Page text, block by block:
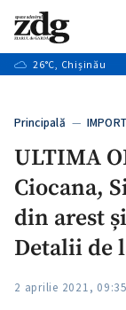
+9
+1
Caută
26°C, Chișinău
Principală —
ULTIMA
Ciocana,
din arest
Detalii de
2 aprilie 2021, 09:35